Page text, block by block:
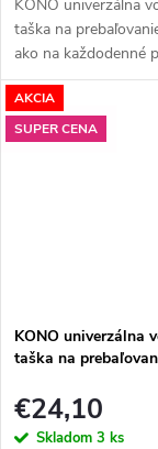
KONO univerzálna
taška na
ako na každodenné
aj na cestovanie či
taška sa vyznačuje
funkčnosťou a
AKCIA
SUPER CENA
KONO univerzálna
taška na
€24,10
Skladom 3 ks